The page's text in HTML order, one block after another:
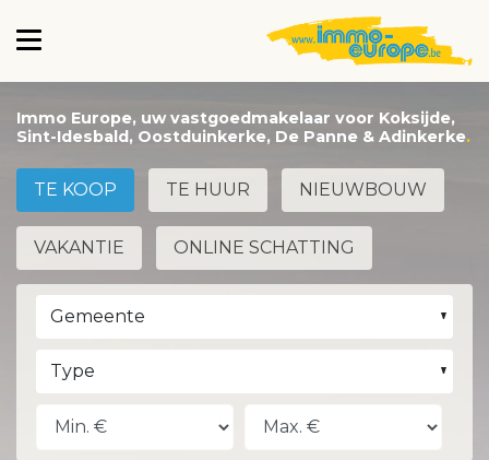
Immo Europe, uw vastgoedmakelaar voor Koksijde,
Sint-Idesbald, Oostduinkerke, De Panne & Adinkerke
TE KOOP TE HUUR NIEUWBOUW
VAKANTIE ONLINE SCHATTING
Gemeente
Type